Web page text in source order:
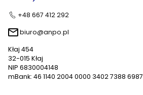
+48 667 412 292
biuro@anpo.pl
Kłaj 454
32-015 Kłaj
NIP 6830004148
mBank: 46 1140 2004 0000 3402 7388 6987